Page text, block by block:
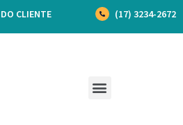
CLIENTE (17) 3234-2672